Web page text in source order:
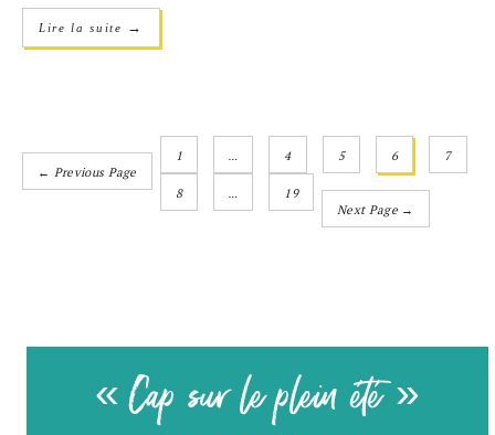
Lire la suite →
← Previous Page
1 4 5 6 7
8
19
Next Page →
« Cap sur le plein été »